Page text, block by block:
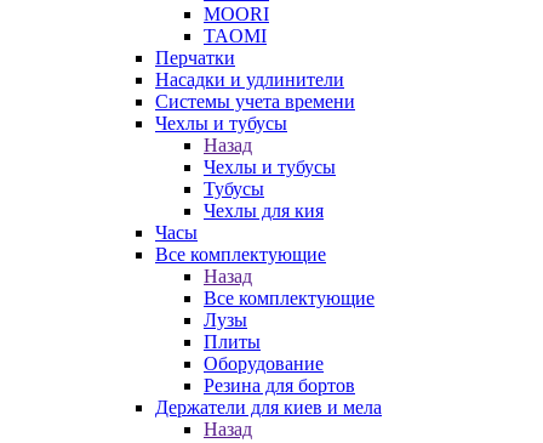
MOORI
TAOMI
Перчатки
Насадки и удлинители
Системы учета времени
Чехлы и тубусы
Назад
Чехлы и тубусы
Тубусы
Чехлы для кия
Часы
Все комплектующие
Назад
Все комплектующие
Лузы
Плиты
Оборудование
Резина для бортов
Держатели для киев и мела
Назад